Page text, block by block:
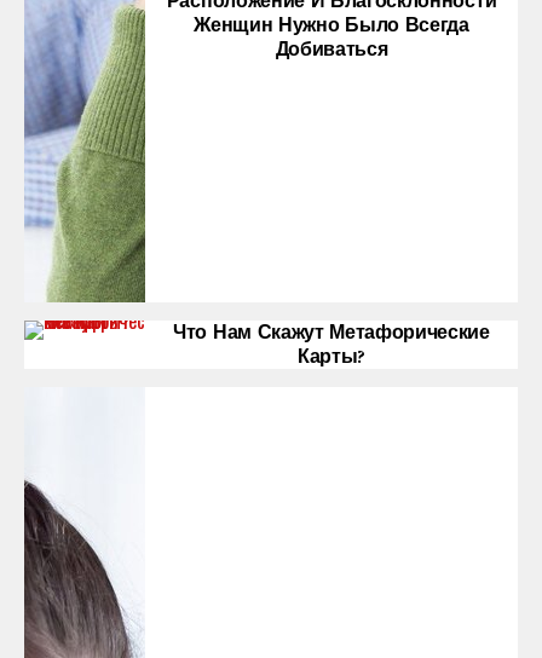
Женщин Нужно Было Всегда
Добиваться
Что Нам Скажут Метафорические
Карты?